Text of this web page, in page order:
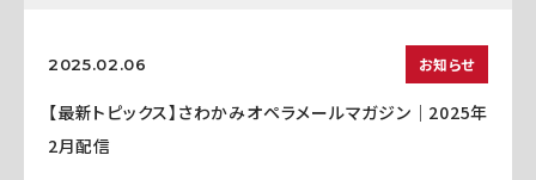
2025.02.06 お知らせ
【最新トピックス】さわかみオペラメールマガジン｜2025年
2月配信